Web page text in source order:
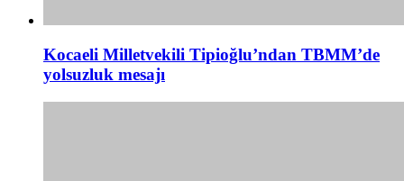
Kocaeli Milletvekili Tipioğlu’ndan TBMM’de
yolsuzluk mesajı